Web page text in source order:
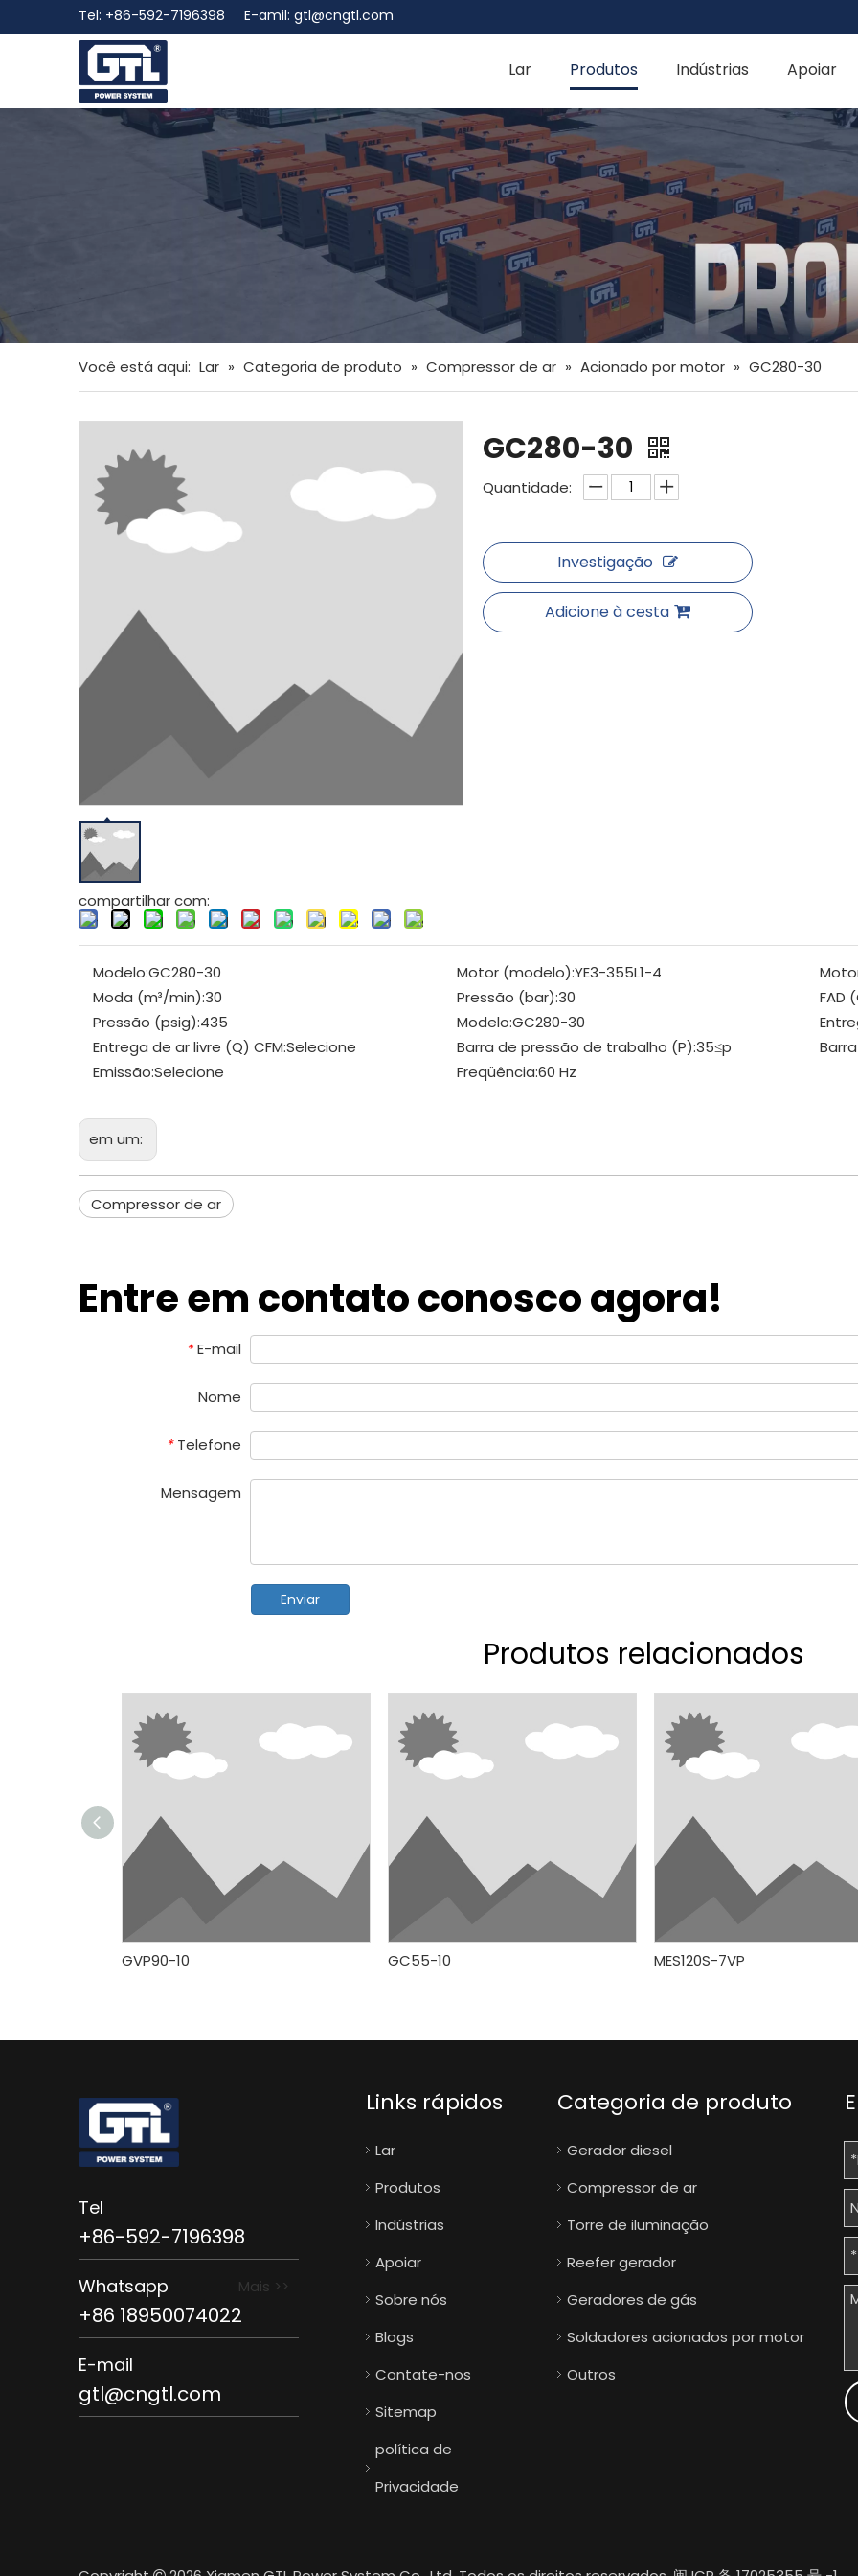
Tel: +86-592-7196398 E-amil: gtl@cngtl.com
Lar Produtos Indústrias Apoiar
Você está aqui: Lar » Categoria de produto » Compressor de ar » Acionado por motor » GC280-30
compartilhar com:
GC280-30
Quantidade:
Investigação
Adicione à cesta
Modelo:GC280-30 Motor (modelo):YE3-355L1-4
Moda (m³/min):30 Pressão (bar):30 FAD
Pressão (psig):435 Modelo:GC280-30
Entrega de ar livre (Q) CFM:Selecione Barra de pressão de trabalho (P):35≤p
Emissão:Selecione Freqüência:60 Hz
em um:
Compressor de ar
Entre em contato conosco agora!
* E-mail
Nome
* Telefone
Mensagem
Enviar
Produtos relacionados
GVP90-10 GC55-10 MES120S-7VP
Tel
+86-592-7196398
Whatsapp Mais >>
+86 18950074022
E-mail
gtl@cngtl.com
Links rápidos
Lar
Produtos
Indústrias
Apoiar
Sobre nós
Blogs
Contate-nos
Sitemap
política de
Privacidade
Categoria de produto
Gerador diesel
Compressor de ar
Torre de iluminação
Reefer gerador
Geradores de gás
Soldadores acionados por motor
Outros